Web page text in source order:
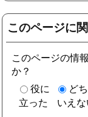
このページに
このページの情
か？
役に
立った
ど
いえな